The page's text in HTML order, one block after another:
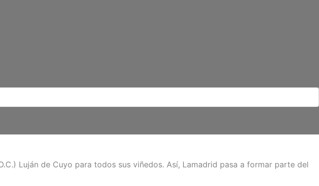
Luján de Cuyo para todos sus viñedos. Así, Lamadrid pasa a formar parte del